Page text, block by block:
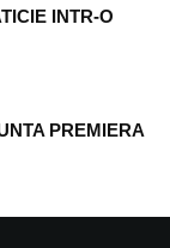
INTR-O
PREMIERA